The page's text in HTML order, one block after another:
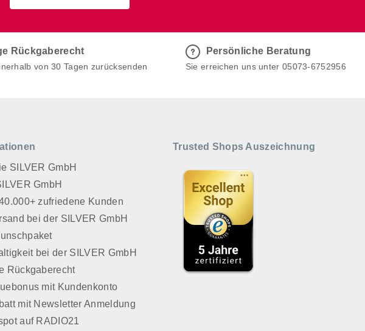
Rückgaberecht
von 30 Tagen zurücksenden
Persönliche Beratung
Sie erreichen uns unter 05073-6752956
SILVER GmbH
GmbH
zufriedene Kunden
bei der SILVER GmbH
bei der SILVER GmbH
Rückgaberecht
mit Kundenkonto
mit Newsletter Anmeldung
auf RADIO21
Trusted Shops Auszeichnung